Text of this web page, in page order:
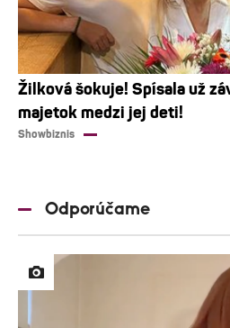
Žilková šokuje! Spísala už
majetok medzi jej deti!
Showbiznis
Odporúčame